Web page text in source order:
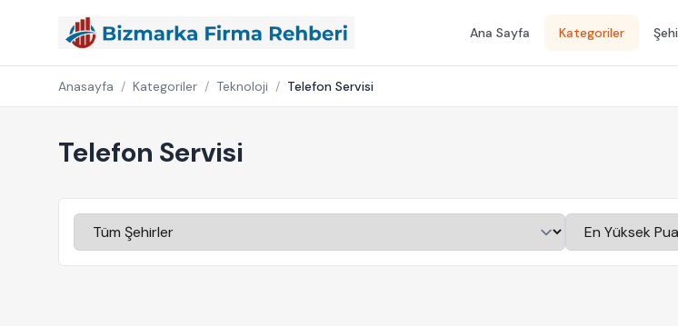
Ana Sayfa Kategoriler
Anasayfa / Kategoriler / Teknoloji / Telefon Servisi
Telefon Servisi